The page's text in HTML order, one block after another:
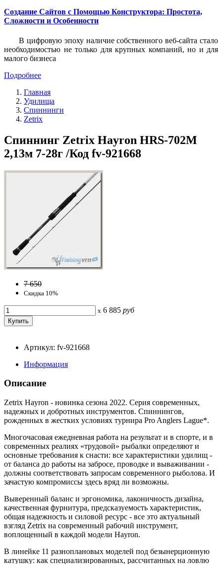
Создание Сайтов с Помощью Конструктора: Простота,
Сложности и Особенности
В цифровую эпоху наличие собственного веб-сайта стало
необходимостью не только для крупных компаний, но и для
малого бизнеса
Подробнее
Главная
Удилища
Спиннинги
Zetrix
Спиннинг Zetrix Hayron HRS-702M
2,13м 7-28г /Код fv-921668
7 650
Скидка 10%
x 6 885 руб
Артикул: fv-921668
Информация
Описание
Zetrix Hayron - новинка сезона 2022. Серия современных,
надежных и добротных инструментов. Спиннингов,
рожденных в жестких условиях турнира Pro Anglers Lague*.
Многочасовая ежедневная работа на результат и в спорте, и в
современных реалиях «трудовой» рыбалки определяют и
основные требования к снасти: все характеристики удилищ -
от баланса до работы на забросе, проводке и вываживании -
должны соответствовать запросам современного рыболова. И
зачастую компромиссы здесь вряд ли возможны.
Выверенный баланс и эргономика, лаконичность дизайна,
качественная фурнитура, предсказуемость характеристик,
общая надежность и силовой ресурс - все это актуальный
взгляд Zetrix на современный рабочий инструмент,
воплощенный в каждой модели Hayron.
В линейке 11 разноплановых моделей под безынерционную
катушку: как специализированных, рассчитанных на ловлю